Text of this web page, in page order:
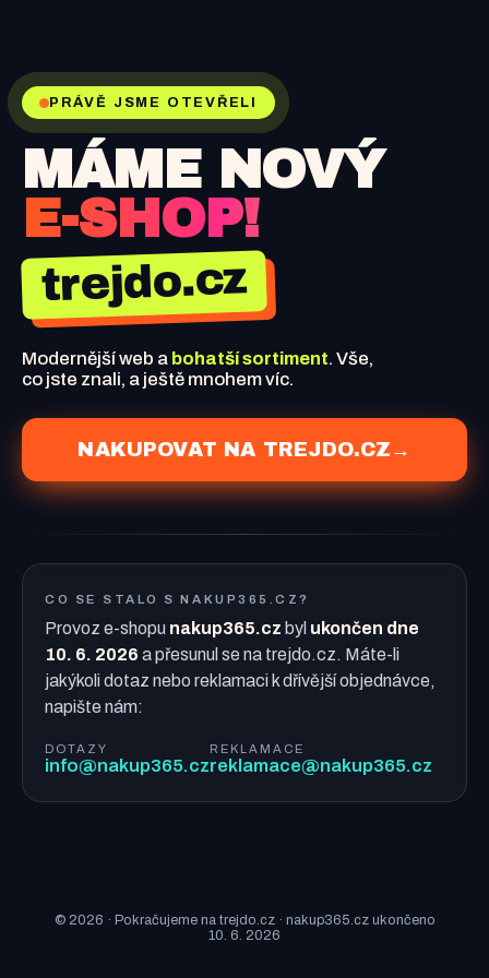
PRÁVĚ JSME OTEVŘELI
MÁME NOVÝ
E-SHOP!
trejdo.cz
Modernější web a bohatší sortiment. Vše,
co jste znali, a ještě mnohem víc.
NAKUPOVAT NA TREJDO.CZ →
CO SE STALO S NAKUP365.CZ?
Provoz e-shopu nakup365.cz byl ukončen dne
10. 6. 2026 a přesunul se na trejdo.cz. Máte-li
jakýkoli dotaz nebo reklamaci k dřívější objednávce,
napište nám:
DOTAZY
info@nakup365.cz
REKLAMACE
reklamace@nakup365.cz
© 2026 · Pokračujeme na trejdo.cz · nakup365.cz ukončeno
10. 6. 2026